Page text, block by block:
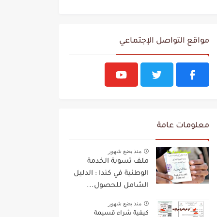
مواقع التواصل الإجتماعي
معلومات عامة
منذ بضع شهور
ملف تسوية الخدمة
الوطنية في كندا : الدليل
الشامل للحصول...
منذ بضع شهور
كيفية شراء قسيمة